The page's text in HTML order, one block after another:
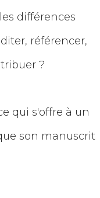
différences
référencer,
?
qui s'offre à un
son manuscrit